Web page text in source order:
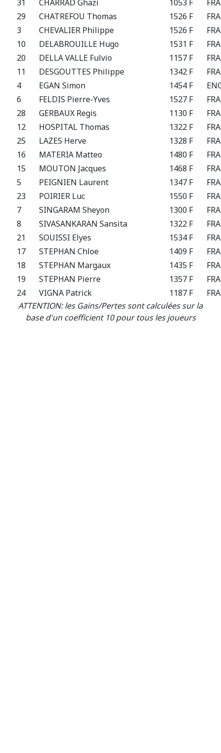
31 CHARRAD Ghazi 1053 F
FRA
29
CHATREFOU Thomas 1526 F
FRA
3
CHEVALIER Philippe 1526 F
FRA
10
DELABROUILLE Hugo 1531 F
FRA
20
DELLA VALLE Fulvio 1157 F
FRA
11
DESGOUTTES Philippe 1342 F
FRA
4
EGAN Simon 1454 F
6
FELDIS Pierre-Yves 1527 F
FRA
28
GERBAUX Regis 1130 F
FRA
12
HOSPITAL Thomas 1322 F
FRA
25
LAZES Herve 1328 F
FRA
16
MATERIA Matteo 1480 F
FRA
15
MOUTON Jacques 1468 F
FRA
5
PEIGNIEN Laurent 1347 F
FRA
23
POIRIER Luc 1550 F
FRA
7
SINGARAM Sheyon 1300 F
FRA
8
SIVASANKARAN Sansita 1322 F
FRA
21
SOUISSI Elyes 1534 F
FRA
17
STEPHAN Chloe 1409 F
FRA
18
STEPHAN Margaux 1435 F
FRA
19
STEPHAN Pierre 1357 F
FRA
24
VIGNA Patrick 1187 F
FRA
ATTENTION: les Gains/Pertes sont calculées sur la
base d'un coefficient 10 pour tous les joueurs